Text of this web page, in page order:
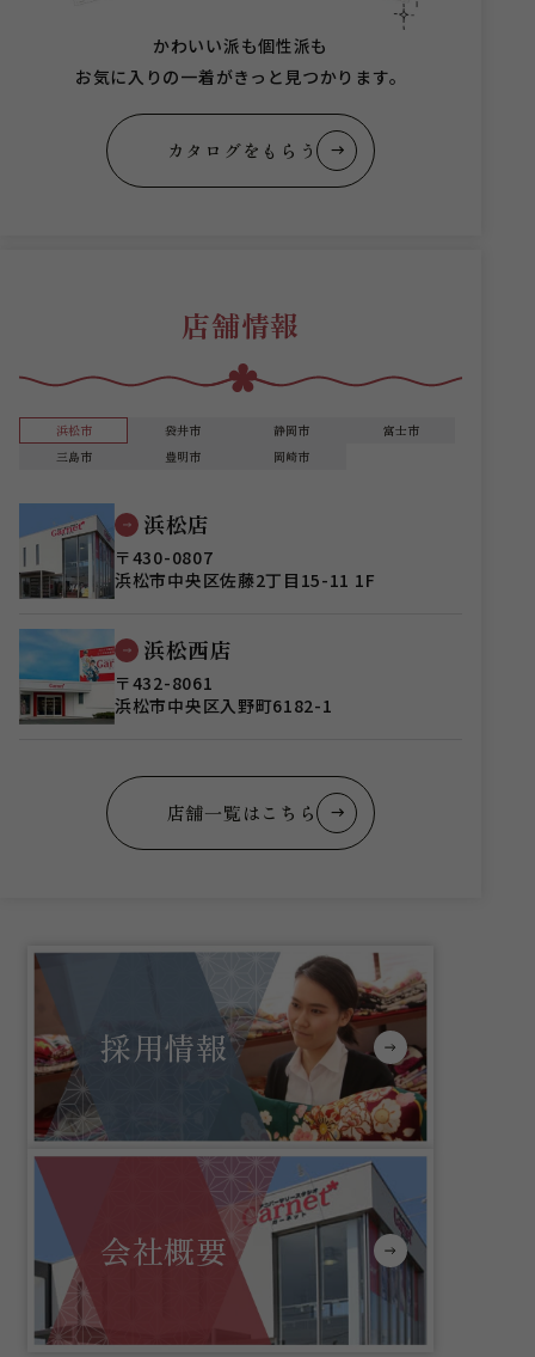
かわいい派も個性派も
お気に入りの一着がきっと見つかります。
カタログをもらう
店舗情報
浜松市 袋井市 静岡市
富士市
三島市
豊明市 岡崎市
浜松店
〒430-0807
浜松市中央区佐藤2丁目15-11 1F
浜松西店
〒432-8061
浜松市中央区入野町6182-1
店舗一覧はこちら
採用情報
会社概要